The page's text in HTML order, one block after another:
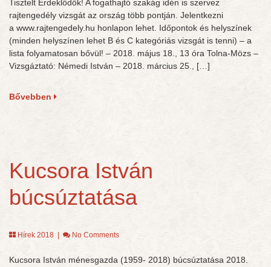
Tisztelt Érdeklődők! A fogathajtó szakág idén is szervez
rajtengedély vizsgát az ország több pontján. Jelentkezni
a www.rajtengedely.hu honlapon lehet. Időpontok és helyszínek
(minden helyszínen lehet B és C kategóriás vizsgát is tenni) – a
lista folyamatosan bővül! – 2018. május 18., 13 óra Tolna-Mözs –
Vizsgáztató: Némedi István – 2018. március 25., […]
Bővebben
Kucsora István
búcsúztatása
Hírek 2018 No Comments
Kucsora István ménesgazda (1959- 2018) búcsúztatása 2018.